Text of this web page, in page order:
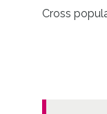
Cross